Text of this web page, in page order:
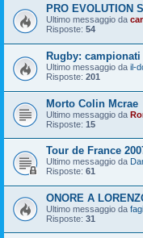
PRO EVOLUTION
Ultimo messaggio da
Risposte: 54
Rugby:
Ultimo messaggio da il-
Risposte: 201
Morto Colin Mcrae
Ultimo messaggio da
Risposte: 15
Tour de France
Ultimo messaggio da
Risposte: 61
ONORE A
Ultimo messaggio da
Risposte: 31